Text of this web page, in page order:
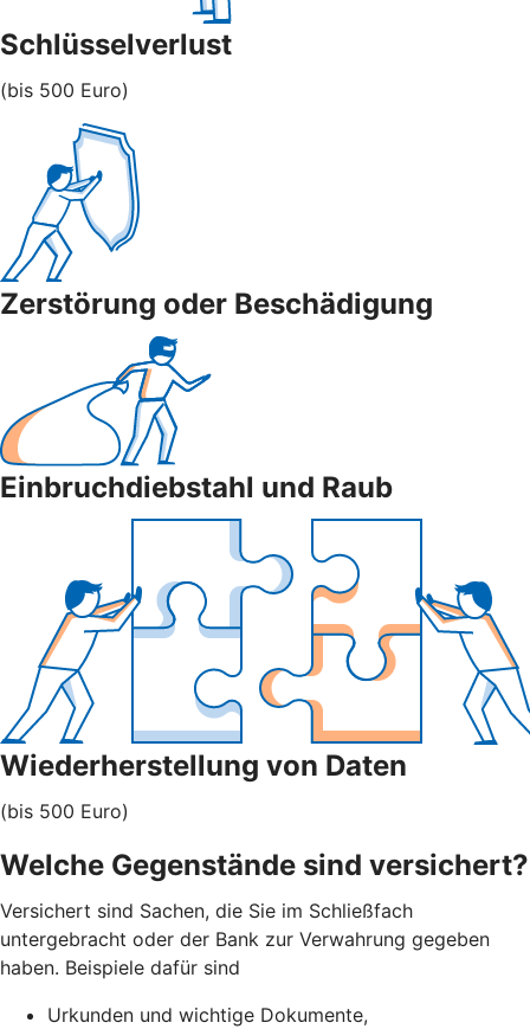
Schlüsselverlust
(bis 500 Euro)
Zerstörung oder Beschädigung
Einbruchdiebstahl und Raub
Wiederherstellung von Daten
(bis 500 Euro)
Welche Gegenstände sind versichert?
Versichert sind Sachen, die Sie im Schließfach
untergebracht oder der Bank zur Verwahrung gegeben
haben. Beispiele dafür sind
Urkunden und wichtige Dokumente,